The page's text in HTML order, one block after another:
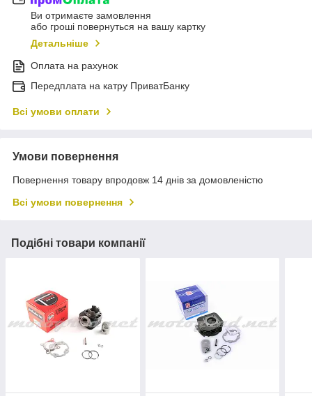
Ви отримаєте замовлення
або гроші повернуться на вашу картку
Детальніше
Оплата на рахунок
Передплата на катру ПриватБанку
Всі умови оплати
Умови повернення
Повернення товару впродовж 14 днів за домовленістю
Всі умови повернення
Подібні товари компанії